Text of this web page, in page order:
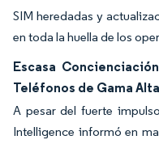
SIM heredadas y
en toda la huella de los
Escasa
Teléfonos de Gama Alta
A pesar del fuerte
Intelligence informó en